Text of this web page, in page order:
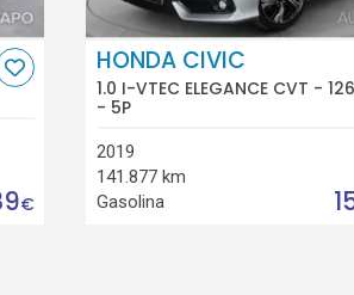
€
HONDA CIVIC
1.0 I-VTEC ELEGANCE CVT -
- 5P
2019
141.877 km
Gasolina